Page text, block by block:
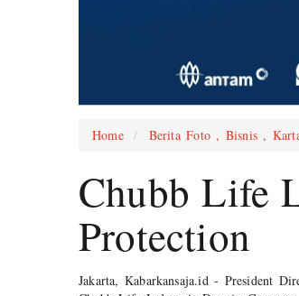
Home Berita Foto , Bisnis ,
Chubb Life
Protection
Jakarta, Kabarkansaja.id - President